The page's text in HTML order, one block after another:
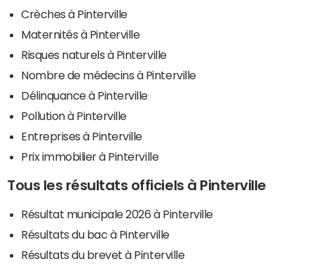
Crèches à Pinterville
Maternités à Pinterville
Risques naturels à Pinterville
Nombre de médecins à Pinterville
Délinquance à Pinterville
Pollution à Pinterville
Entreprises à Pinterville
Prix immobilier à Pinterville
Tous les résultats officiels à Pinterville
Résultat municipale 2026 à Pinterville
Résultats du bac à Pinterville
Résultats du brevet à Pinterville